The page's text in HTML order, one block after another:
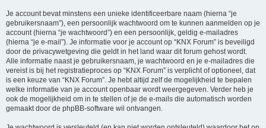
Je account bevat minstens een unieke identificeerbare naam (hierna “je
gebruikersnaam”), een persoonlijk wachtwoord om te kunnen aanmelden op je
account (hierna “je wachtwoord”) en een persoonlijk, geldig e-mailadres
(hierna “je e-mail”). Je informatie voor je account op “KNX Forum” is beveiligd
door de privacywetgeving die geldt in het land waar dit forum gehost wordt.
Alle informatie naast je gebruikersnaam, je wachtwoord en je e-mailadres die
vereist is bij het registratieproces op “KNX Forum” is verplicht of optioneel, dat
is een keuze van “KNX Forum”. Je hebt altijd zelf de mogelijkheid te bepalen
welke informatie van je account openbaar wordt weergegeven. Verder heb je
ook de mogelijkheid om in te stellen of je de e-mails die automatisch worden
gemaakt door de phpBB-software wil ontvangen.